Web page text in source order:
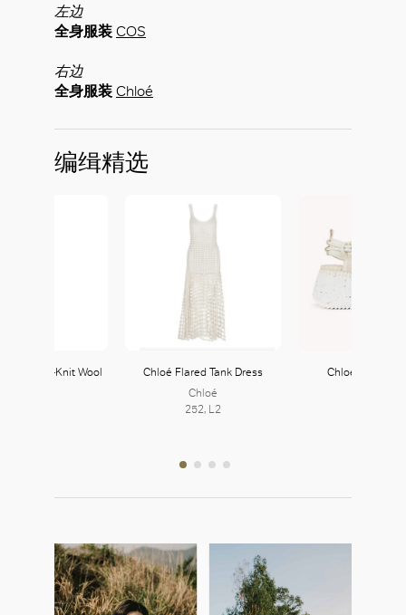
左边
全身服装 COS
右边
全身服装 Chloé
编缉精选
Waffle-Knit Wool
Chloé Flared Tank Dress
Chloé
252, L2
Chloé Nama